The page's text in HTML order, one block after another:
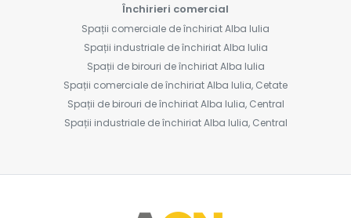
Închirieri comercial
Spații comerciale de închiriat Alba Iulia
Spații industriale de închiriat Alba Iulia
Spații de birouri de închiriat Alba Iulia
Spații comerciale de închiriat Alba Iulia, Cetate
Spații de birouri de închiriat Alba Iulia, Central
Spații industriale de închiriat Alba Iulia, Central